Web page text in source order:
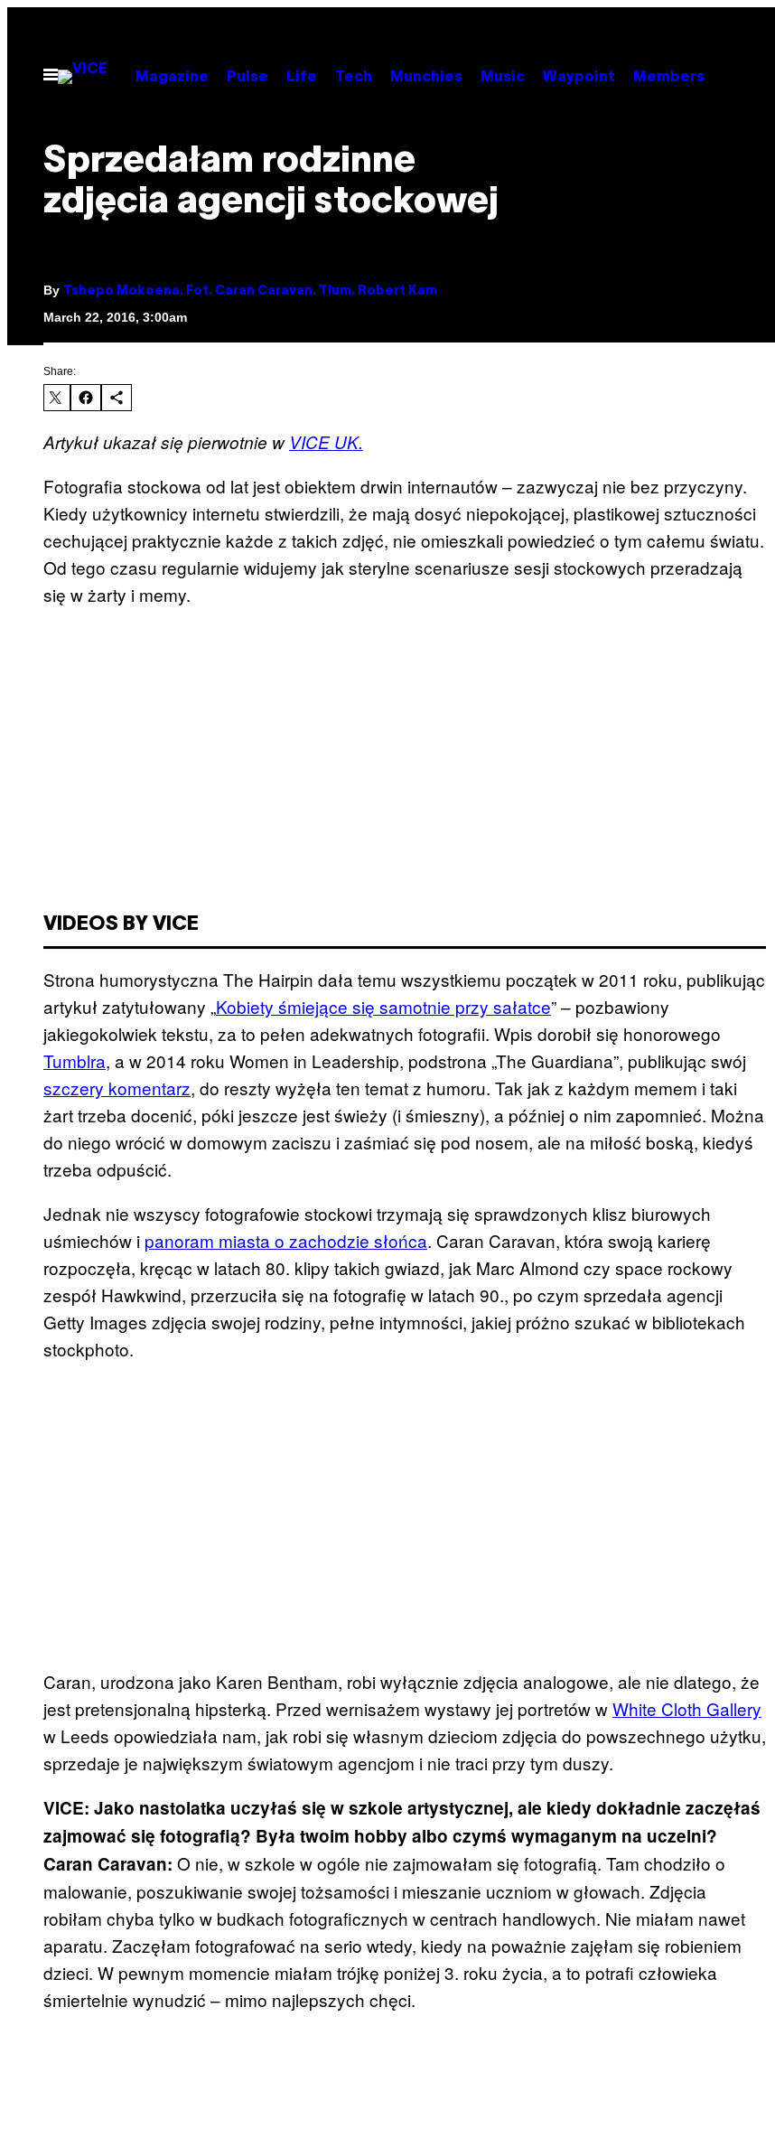
contentOpen
Menu
Magazine Pulse Life Tech Munchies Music Waypoint Members
Sprzedałam rodzinne
zdjęcia agencji stockowej
By Tshepo Mokoena. Fot. Caran Caravan. Tłum. Robert Kam
March 22, 2016, 3:00am
Share:
Artykuł ukazał się pierwotnie w VICE UK.
Fotografia stockowa od lat jest obiektem drwin internautów – zazwyczaj nie bez przyczyny.
Kiedy użytkownicy internetu stwierdzili, że mają dosyć niepokojącej, plastikowej sztuczności
cechującej praktycznie każde z takich zdjęć, nie omieszkali powiedzieć o tym całemu światu.
Od tego czasu regularnie widujemy jak sterylne scenariusze sesji stockowych przeradzają
się w żarty i memy.
VIDEOS BY VICE
Strona humorystyczna The Hairpin dała temu wszystkiemu początek w 2011 roku, publikując
artykuł zatytułowany „Kobiety śmiejące się samotnie przy sałatce” – pozbawiony
jakiegokolwiek tekstu, za to pełen adekwatnych fotografii. Wpis dorobił się honorowego
Tumblra, a w 2014 roku Women in Leadership, podstrona „The Guardiana”, publikując swój
szczery komentarz, do reszty wyżęła ten temat z humoru. Tak jak z każdym memem i taki
żart trzeba docenić, póki jeszcze jest świeży (i śmieszny), a później o nim zapomnieć. Można
do niego wrócić w domowym zaciszu i zaśmiać się pod nosem, ale na miłość boską, kiedyś
trzeba odpuścić.
Jednak nie wszyscy fotografowie stockowi trzymają się sprawdzonych klisz biurowych
uśmiechów i panoram miasta o zachodzie słońca. Caran Caravan, która swoją karierę
rozpoczęła, kręcąc w latach 80. klipy takich gwiazd, jak Marc Almond czy space rockowy
zespół Hawkwind, przerzuciła się na fotografię w latach 90., po czym sprzedała agencji
Getty Images zdjęcia swojej rodziny, pełne intymności, jakiej próżno szukać w bibliotekach
stockphoto.
Caran, urodzona jako Karen Bentham, robi wyłącznie zdjęcia analogowe, ale nie dlatego, że
jest pretensjonalną hipsterką. Przed wernisażem wystawy jej portretów wWhite Cloth Gallery
w Leeds opowiedziała nam, jak robi się własnym dzieciom zdjęcia do powszechnego użytku,
sprzedaje je największym światowym agencjom i nie traci przy tym duszy.
VICE: Jako nastolatka uczyłaś się w szkole artystycznej, ale kiedy dokładnie zaczęłaś
zajmować się fotografią? Była twoim hobby albo czymś wymaganym na uczelni?
Caran Caravan: O nie, w szkole w ogóle nie zajmowałam się fotografią. Tam chodziło o
malowanie, poszukiwanie swojej tożsamości i mieszanie uczniom w głowach. Zdjęcia
robiłam chyba tylko w budkach fotograficznych w centrach handlowych. Nie miałam nawet
aparatu. Zaczęłam fotografować na serio wtedy, kiedy na poważnie zajęłam się robieniem
dzieci. W pewnym momencie miałam trójkę poniżej 3. roku życia, a to potrafi człowieka
śmiertelnie wynudzić – mimo najlepszych chęci.